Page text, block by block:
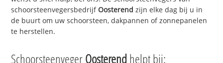
schoorsteenvegersbedrijfOosterend zijn elke dag bij u in
de buurt om uw schoorsteen, dakpannen of zonnepanelen
te herstellen.
SchoorsteenvegerOosterendhelpt bij: